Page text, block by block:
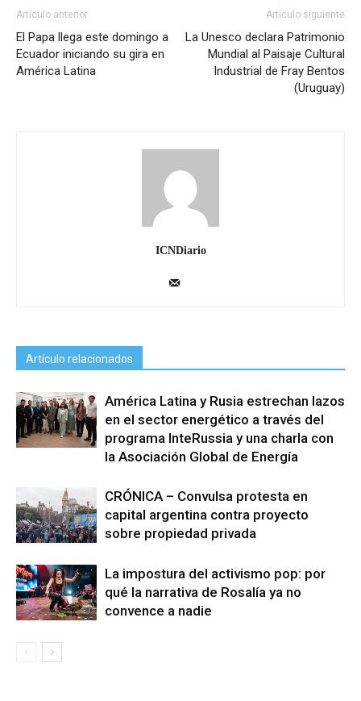
Artículo anterior
El Papa llega este domingo a
Ecuador iniciando su gira en
América Latina
Artículo siguiente
La Unesco declara Patrimonio
Mundial al Paisaje Cultural
Industrial de Fray Bentos
(Uruguay)
ICNDiario
Artículo relacionados
América Latina y Rusia estrechan lazos
en el sector energético a través del
programa InteRussia y una charla con
la Asociación Global de Energía
CRÓNICA – Convulsa protesta en
capital argentina contra proyecto
sobre propiedad privada
La impostura del activismo pop: por
qué la narrativa de Rosalía ya no
convence a nadie